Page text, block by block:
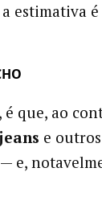
estimativa
que, ao
e
e,